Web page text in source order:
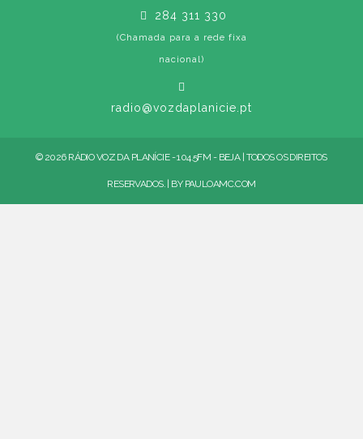
284 311 330
(Chamada para a rede fixa
nacional)
radio@vozdaplanicie.pt
© 2026 RÁDIO VOZ DA PLANÍCIE - 104.5FM - BEJA | TODOS OS DIREITOS
RESERVADOS. | BY PAULOAMC.COM